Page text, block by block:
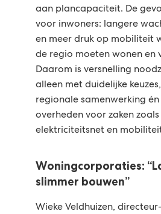
aan plancapaciteit. De
voor inwoners: langere
en meer druk op mobiliteit
de regio moeten wonen en
Daarom is versnelling
alleen met duidelijke
regionale samenwerking
overheden voor zaken
elektriciteitsnet en
Woningcorporaties:
slimmer bouwen”
Wieke Veldhuizen,